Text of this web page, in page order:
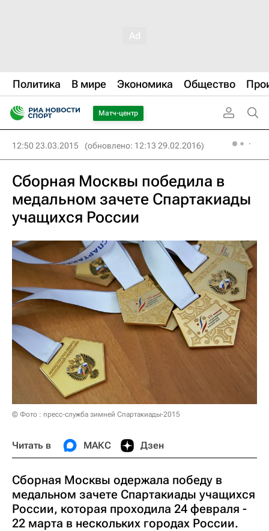
Политика В мире Экономика Общество
Матч-центр
12:50 23.03.2015 (обновлено: 12:13 29.02.2016)
Сборная Москвы победила в
медальном зачете Спартакиады
учащихся России
© Фото : пресс-служба зимней Спартакиады-2015
Читать в МАКС Дзен
Сборная Москвы одержала победу в
медальном зачете Спартакиады учащихся
России, которая проходила 24 февраля -
22 марта в нескольких городах России.